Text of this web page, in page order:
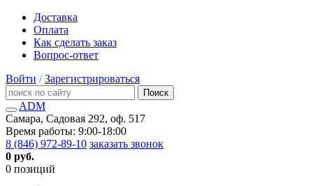
Доставка
Оплата
Как сделать заказ
Вопрос-ответ
Войти / Зарегистрироваться
Поиск
ADM
Самара, Садовая 292, оф. 517
Время работы: 9:00-18:00
8 (846) 972-89-10 заказать звонок
0 руб.
0 позиций